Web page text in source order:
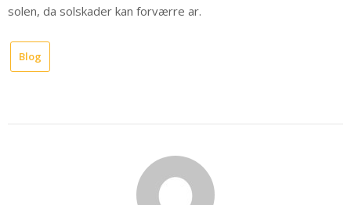
solen, da solskader kan forværre ar.
Blog